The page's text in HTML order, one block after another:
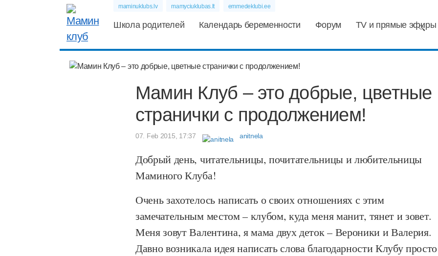
maminuklubs.lv mamyciuklubas.lt emmedeklubi.ee
Школа родителей Календарь беременности Форум TV и прямые эфиры
Мамин Клуб – это добрые, цветные
странички с продолжением!
07. Feb 2015, 17:37 anitnela
Добрый день, читательницы, почитательницы и любительницы
Маминого Клуба!
Очень захотелось написать о своих отношениях с этим
замечательным местом – клубом, куда меня манит, тянет и зовет.
Меня зовут Валентина, я мама двух деток – Вероники и Валерия.
Давно возникала идея написать слова благодарности Клубу просто